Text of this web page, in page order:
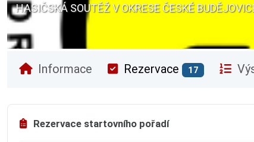
HASIČSKÁ SOUTĚŽ V OKRESE ČESKÉ
Informace Rezervace 17
Rezervace startovního pořadí